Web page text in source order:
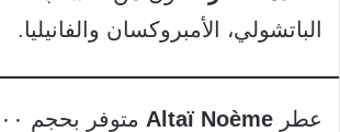
الباتشولي، الأمبروكسان والفانيليا.
عطر Altaï Noème